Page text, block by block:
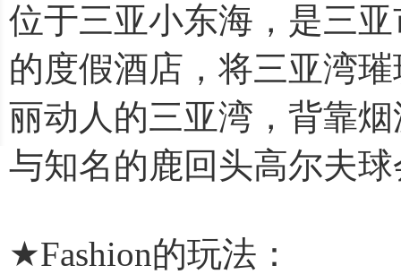
位于三亚小东海，是三
的度假酒店，将三亚湾
丽动人的三亚湾，背靠
与知名的鹿回头高尔夫
★Fashion的玩法：